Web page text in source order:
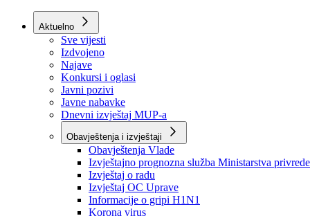
Aktuelno
Sve vijesti
Izdvojeno
Najave
Konkursi i oglasi
Javni pozivi
Javne nabavke
Dnevni izvještaj MUP-a
Obavještenja i izvještaji
Obavještenja Vlade
Izvještajno prognozna služba Ministarstva privrede
Izvještaj o radu